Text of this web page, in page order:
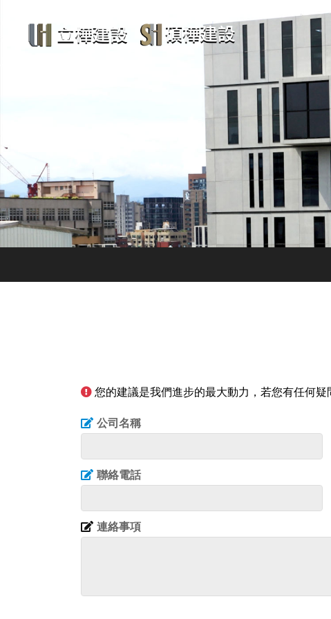
您的建議是我們進步的最大動力，若您有任何
公司名稱
聯絡電話
連絡事項